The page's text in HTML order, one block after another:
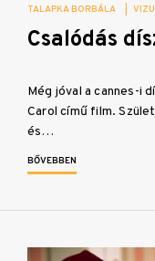
TALAPKA BORBÁLA
Csalódás
Még jóval a cannes-i
Carol című film.
és…
BŐVEBBEN